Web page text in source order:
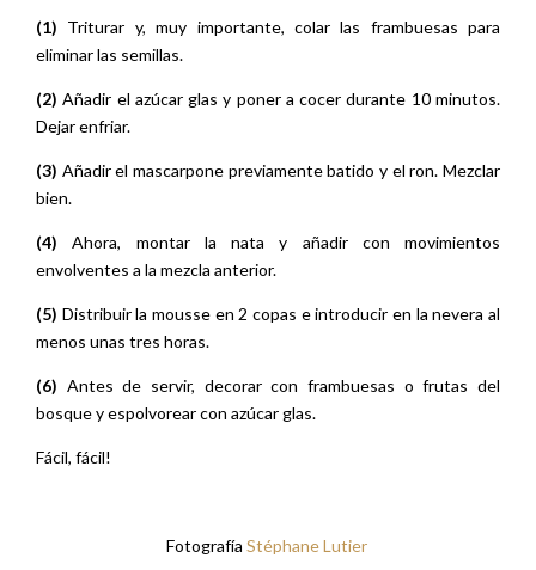
(1) Triturar y, muy importante, colar las frambuesas para
eliminar las semillas.
(2) Añadir el azúcar glas y poner a cocer durante 10 minutos.
Dejar enfriar.
(3) Añadir el mascarpone previamente batido y el ron. Mezclar
bien.
(4)Ahora, montar la nata y añadir con movimientos
envolventes a la mezcla anterior.
(5) Distribuir la mousse en 2 copas e introducir en la nevera al
menos unas tres horas.
(6) Antes de servir, decorar con frambuesas o frutas del
bosque y espolvorear con azúcar glas.
Fácil, fácil!
Fotografía Stéphane Lutier